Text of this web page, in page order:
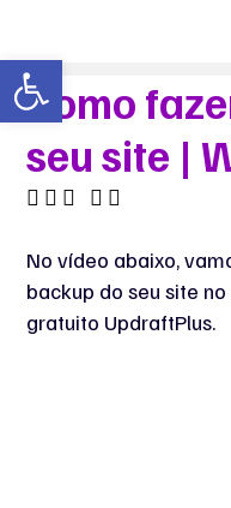
Como
seu site |
No vídeo abaixo,
backup do seu site
gratuito UpdraftPlus.
Abrir a barra de ferramentas